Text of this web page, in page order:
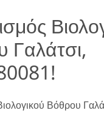
Γαλάτσι,
Βόθρου